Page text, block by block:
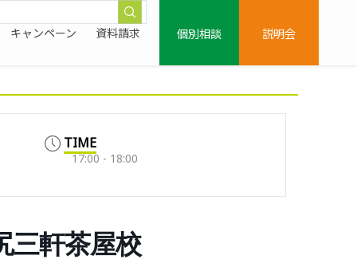
キャンペーン 資料請求
個別相談
説明会
TIME
17:00 - 18:00
三軒茶屋校